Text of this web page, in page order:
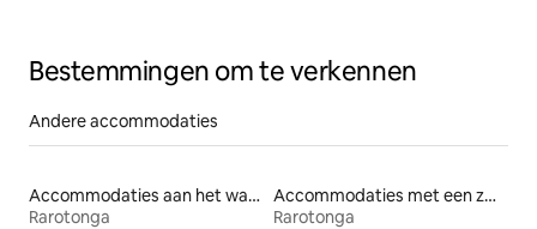
Bestemmingen om te verkennen
Andere accommodaties
Accommodaties aan het water
Rarotonga
Accommodaties met een zwembad
Rarotonga